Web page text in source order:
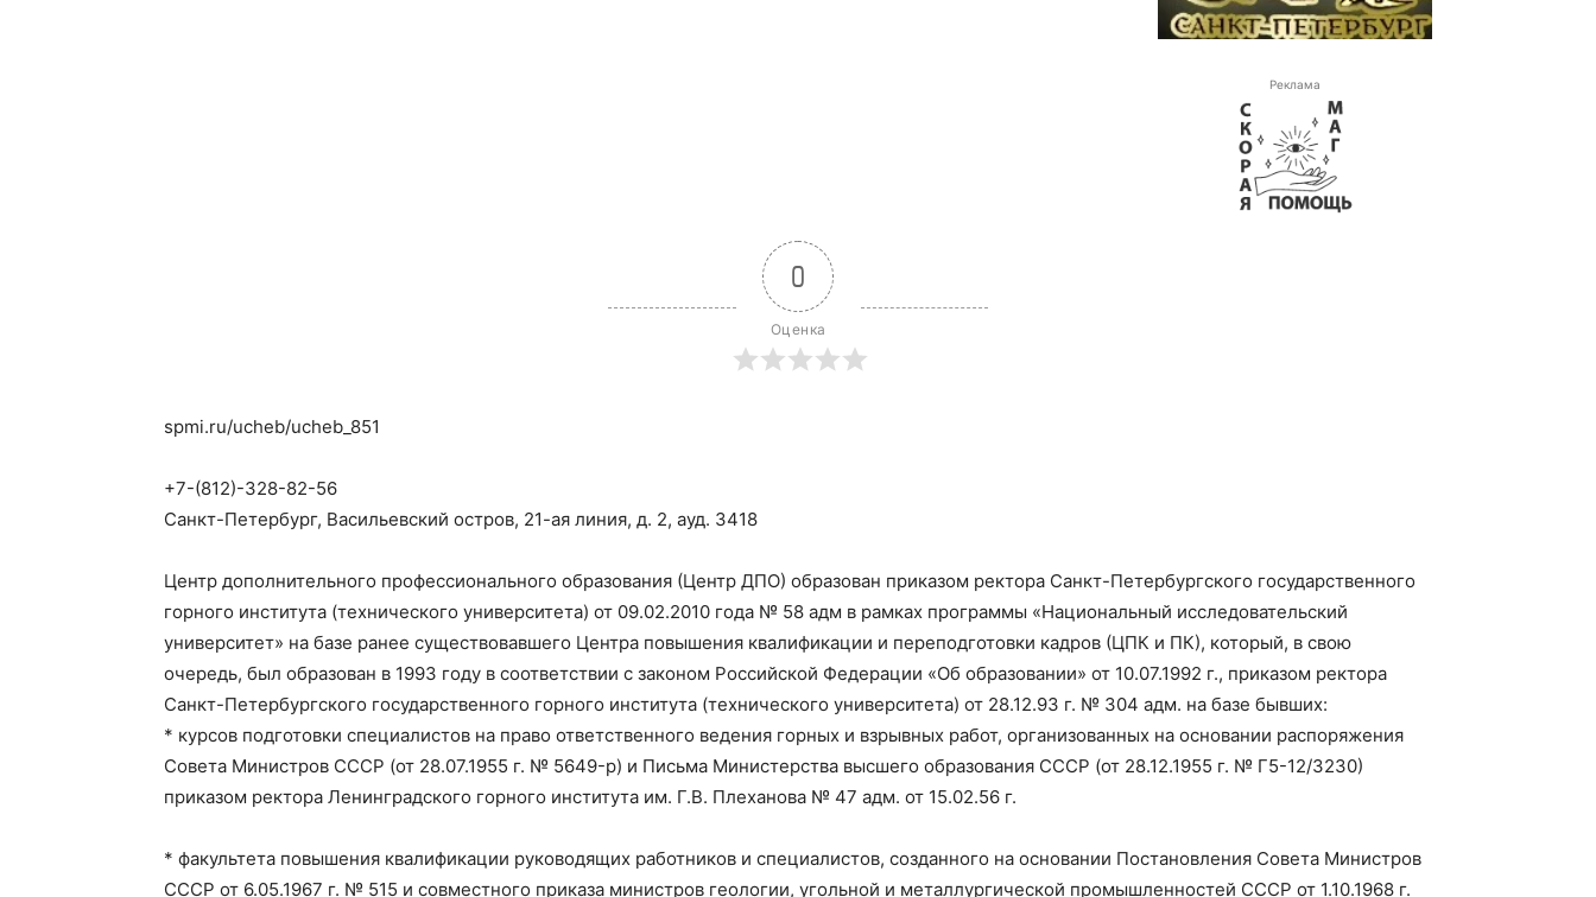
Реклама
0
Оценка
spmi.ru/ucheb/ucheb_851
+7-(812)-328-82-56
Санкт-Петербург, Васильевский остров, 21-ая линия, д. 2, ауд. 3418
Центр дополнительного профессионального образования (Центр ДПО) образован приказом ректора Санкт-Петербургского государственного
горного института (технического университета) от 09.02.2010 года № 58 адм в рамках программы «Национальный исследовательский
университет» на базе ранее существовавшего Центра повышения квалификации и переподготовки кадров (ЦПК и ПК), который, в свою
очередь, был образован в 1993 году в соответствии с законом Российской Федерации «Об образовании» от 10.07.1992 г., приказом ректора
Санкт-Петербургского государственного горного института (технического университета) от 28.12.93 г. № 304 адм. на базе бывших:
* курсов подготовки специалистов на право ответственного ведения горных и взрывных работ, организованных на основании распоряжения
Совета Министров СССР (от 28.07.1955 г. № 5649-p) и Письма Министерства высшего образования СССР (от 28.12.1955 г. № Г5-12/3230)
приказом ректора Ленинградского горного института им. Г.В. Плеханова № 47 адм. от 15.02.56 г.
* факультета повышения квалификации руководящих работников и специалистов, созданного на основании Постановления Совета Министров
СССР от 6.05.1967 г. № 515 и совместного приказа министров геологии, угольной и металлургической промышленностей СССР от 1.10.1968 г.